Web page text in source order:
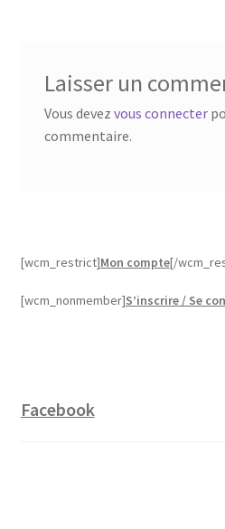
Laisser un
Vous devez vous connecter
commentaire.
[wcm_restrict]Mon compte[/
[wcm_nonmember]S’inscrire / Se
Facebook